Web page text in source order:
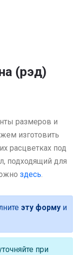
(рэд)
размеров и
изготовить
расцветках под
подходящий для
здесь.
эту форму и
при